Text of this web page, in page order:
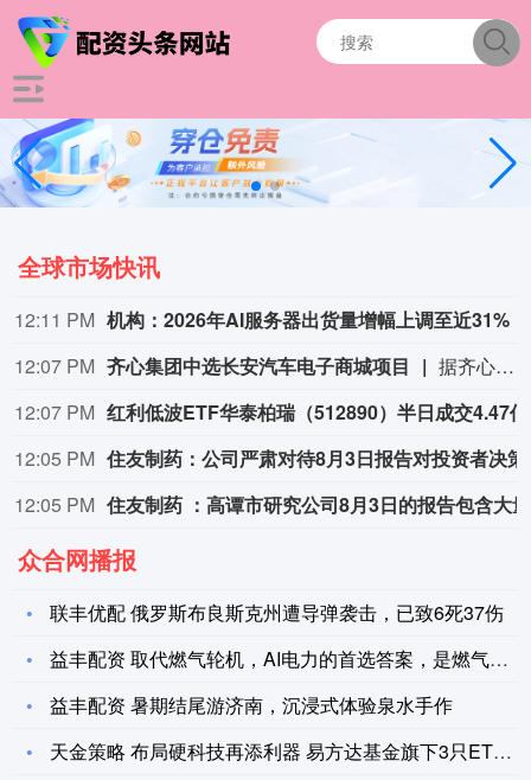
全球市场快讯
12:11 PM 机构：2026年AI服务器出货量增幅上调至近31%
12:07 PM 齐心集团中选长安汽车电子商城项目
据齐心集团消息，近日，齐心集团中选长安汽车电子商城项目。公司将依托一站式政企数字化采购服务平台，提供成熟完善的采购全流程配套服务，助力头部整车制造企业采购管理数智化升级。
12:07 PM
12:05 PM
12:05 PM
众合网播报
联丰优配 俄罗斯布良斯克州遭导弹袭击，已致6死37伤
益丰配资 取代燃气轮机，AI电力的首选答案，是燃气发电机组？
益丰配资 暑期结尾游济南，沉浸式体验泉水手作
天金策略 布局硬科技再添利器 易方达基金旗下3只ETF正式获